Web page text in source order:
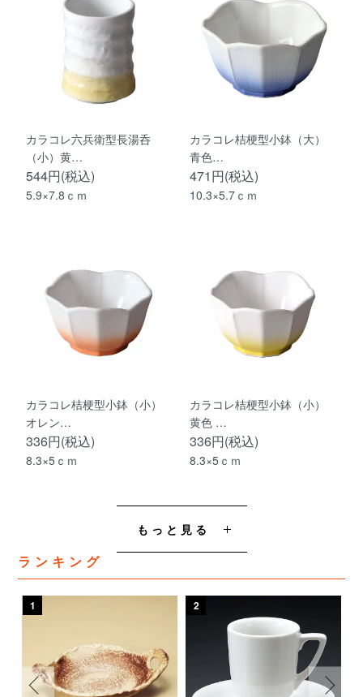
カラコレ六兵衛型長湯呑
（小）黄…
544円(税込)
5.9×7.8ｃｍ
カラコレ桔梗型小鉢（大）
青色…
471円(税込)
10.3×5.7ｃｍ
カラコレ桔梗型小鉢（小）
オレン…
336円(税込)
8.3×5ｃｍ
カラコレ桔梗型小鉢（小）
黄色 …
336円(税込)
8.3×5ｃｍ
もっと見る
ランキング
1 2